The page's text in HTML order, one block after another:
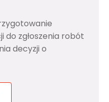
zgłoszenia robót
decyzji o